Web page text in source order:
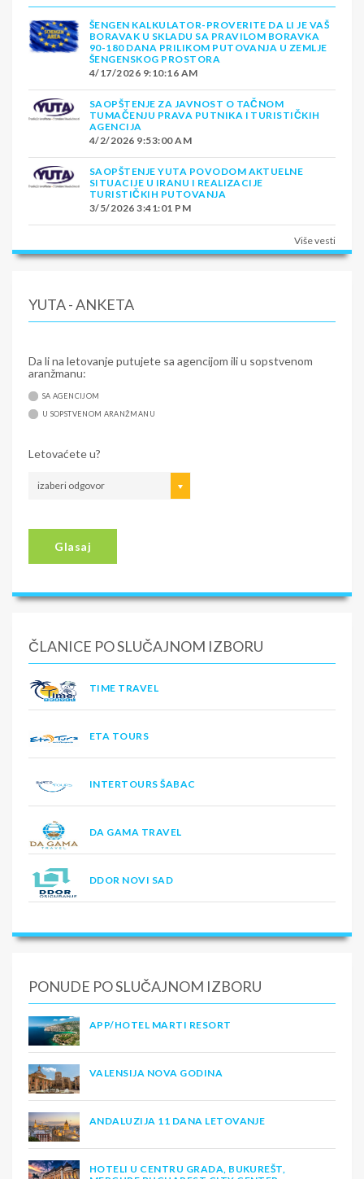
ŠENGEN KALKULATOR-PROVERITE DA LI JE VAŠ
BORAVAK U SKLADU SA PRAVILOM BORAVKA
90-180 DANA PRILIKOM PUTOVANJA U ZEMLJE
ŠENGENSKOG PROSTORA
4/17/2026 9:10:16 AM
SAOPŠTENJE ZA JAVNOST O TAČNOM
TUMAČENJU PRAVA PUTNIKA I TURISTIČKIH
AGENCIJA
4/2/2026 9:53:00 AM
SAOPŠTENJE YUTA POVODOM AKTUELNE
SITUACIJE U IRANU I REALIZACIJE
TURISTIČKIH PUTOVANJA
3/5/2026 3:41:01 PM
Više vesti
YUTA - ANKETA
Da li na letovanje putujete sa agencijom ili u sopstvenom
aranžmanu:
SA AGENCIJOM
U SOPSTVENOM ARANŽMANU
Letovaćete u?
izaberi odgovor
Glasaj
ČLANICE PO SLUČAJNOM IZBORU
TIME TRAVEL
ETA TOURS
INTERTOURS ŠABAC
DA GAMA TRAVEL
DDOR NOVI SAD
PONUDE PO SLUČAJNOM IZBORU
APP/HOTEL MARTI RESORT
VALENSIJA NOVA GODINA
ANDALUZIJA 11 DANA LETOVANJE
HOTELI U CENTRU GRADA, BUKUREŠT,